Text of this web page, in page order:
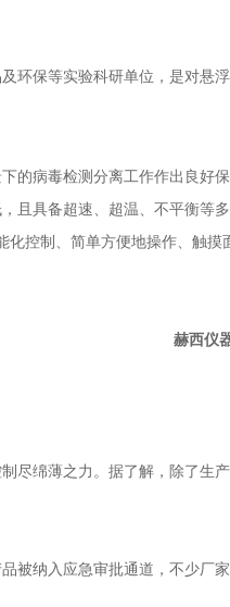
环保等实验科研单位，是对悬
的病毒检测分离工作作出良好
且具备超速、超温、不平衡等
化控制、简单方便地操作、触摸
赫西仪
尽绵薄之力。据了解，除了生
被纳入应急审批通道，不少厂家